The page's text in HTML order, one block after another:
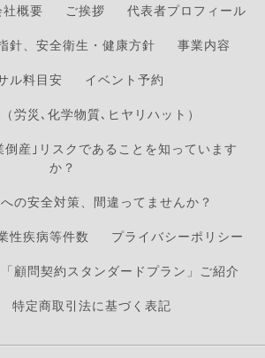
社概要 ご挨拶
代表者プロフィール
針、安全衛生・健康方針
事業内容
ル料目安
イベント予約
労災､化学物質､ヒヤリハット）
産｣リスクであることを知っています
か？
の安全対策、間違ってませんか？
性疾病等件数
プライバシーポリシー
顧問契約スタンダードプラン」ご紹介
特定商取引法に基づく表記